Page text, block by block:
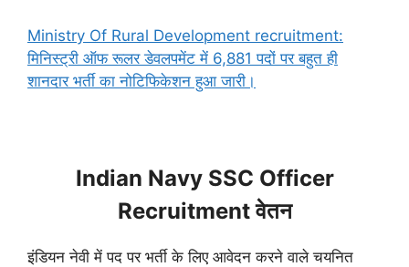
Ministry Of Rural Development recruitment:
मिनिस्ट्री ऑफ रूलर डेवलपमेंट में 6,881 पदों पर बहुत ही
शानदार भर्ती का नोटिफिकेशन हुआ जारी।
Indian Navy SSC Officer
Recruitment वेतन
इंडियन नेवी में पद पर भर्ती के लिए आवेदन करने वाले चयनित